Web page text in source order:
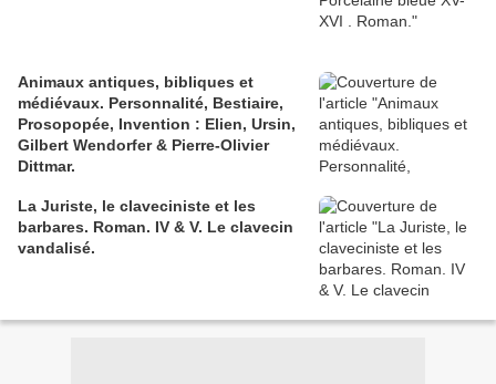
Animaux antiques, bibliques et
médiévaux. Personnalité, Bestiaire,
Prosopopée, Invention : Elien, Ursin,
Gilbert Wendorfer & Pierre-Olivier
Dittmar.
La Juriste, le claveciniste et les
barbares. Roman. IV & V. Le clavecin
vandalisé.